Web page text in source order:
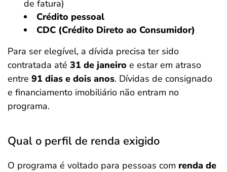
de fatura)
Crédito pessoal
CDC (Crédito Direto ao Consumidor)
Para ser elegível, a dívida precisa ter sido
contratada até 31 de janeiro e estar em atraso
entre 91 dias e dois anos. Dívidas de consignado
e financiamento imobiliário não entram no
programa.
Qual o perfil de renda exigido
O programa é voltado para pessoas com renda de